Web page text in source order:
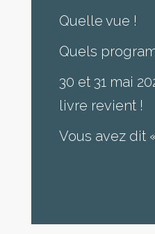
Quelle vue !
Quels
30 et 31 mai
livre revient !
Vous avez dit